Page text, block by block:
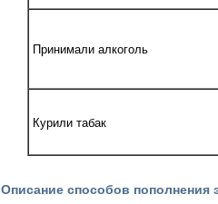
Принимали алкоголь
Курили табак
Описание способов пополнения